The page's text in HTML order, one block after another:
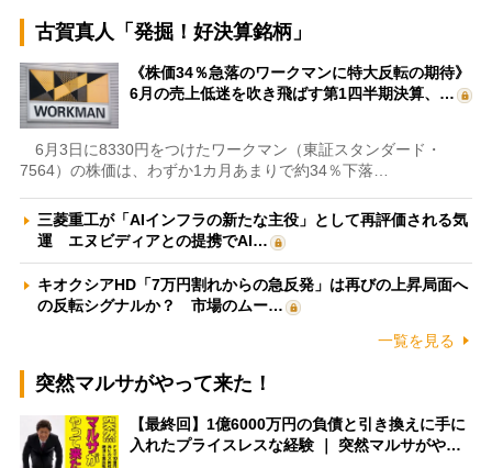
古賀真人「発掘！好決算銘柄」
《株価34％急落のワークマンに特大反転の期待》
6月の売上低迷を吹き飛ばす第1四半期決算、…
6月3日に8330円をつけたワークマン（東証スタンダード・
7564）の株価は、わずか1カ月あまりで約34％下落…
三菱重工が「AIインフラの新たな主役」として再評価される気
運 エヌビディアとの提携でAI…
キオクシアHD「7万円割れからの急反発」は再びの上昇局面へ
の反転シグナルか？ 市場のムー…
一覧を見る
突然マルサがやって来た！
【最終回】1億6000万円の負債と引き換えに手に
入れたプライスレスな経験 ｜ 突然マルサがや…